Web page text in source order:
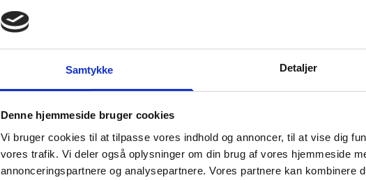
Samtykke Detaljer
Denne hjemmeside bruger cookies
Vi bruger cookies til at tilpasse vores indhold og annoncer, til at vise dig
vores trafik. Vi deler også oplysninger om din brug af vores hjemmeside
annonceringspartnere og analysepartnere. Vores partnere kan kombinere